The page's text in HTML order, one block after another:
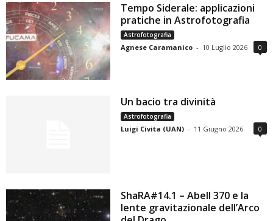
Tempo Siderale: applicazioni
pratiche in Astrofotografia
Astrofotografia
Agnese Caramanico - 10 Luglio 2026 0
Un bacio tra divinità
Astrofotografia
Luigi Civita (UAN) - 11 Giugno 2026 0
ShaRA#14.1 – Abell 370 e la
lente gravitazionale dell’Arco